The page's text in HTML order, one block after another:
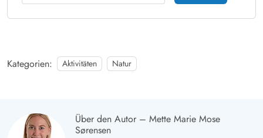
Kategorien: Aktivitäten Natur
Über den Autor – Mette Marie Mose
Sørensen